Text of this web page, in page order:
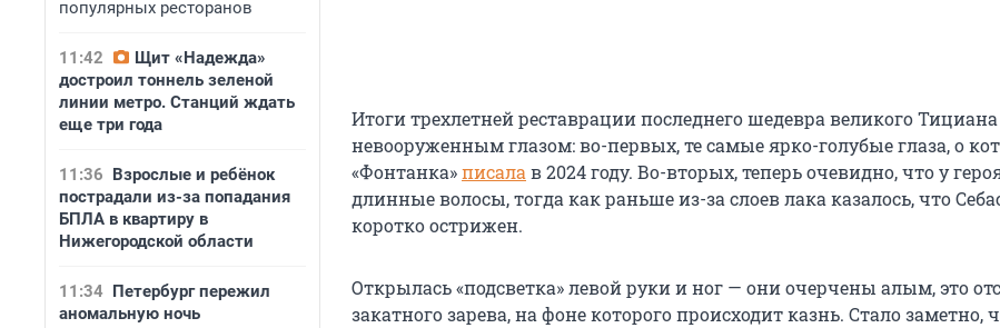
популярных ресторанов
11:42
Щит «Надежда»
достроил тоннель зеленой
линии метро. Станций ждать
еще три года
11:36 Взрослые и ребёнок
пострадали из-за попадания
БПЛА в квартиру в
Нижегородской области
11:34 Петербург пережил
аномальную ночь
Итоги трехлетней реставрации последнего шедевра великого
невооруженным глазом: во-первых, те самые ярко-голубые глаза, о
«Фонтанка»писала в 2024 году. Во-вторых, теперь очевидно, что у
длинные волосы, тогда как раньше из-за слоев лака казалось, что
коротко острижен.
Открылась «подсветка» левой руки и ног — они очерчены алым, это
закатного зарева, на фоне которого происходит казнь. Стало заметно,